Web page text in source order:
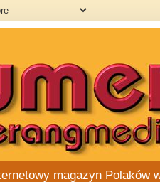
magazyn Polaków